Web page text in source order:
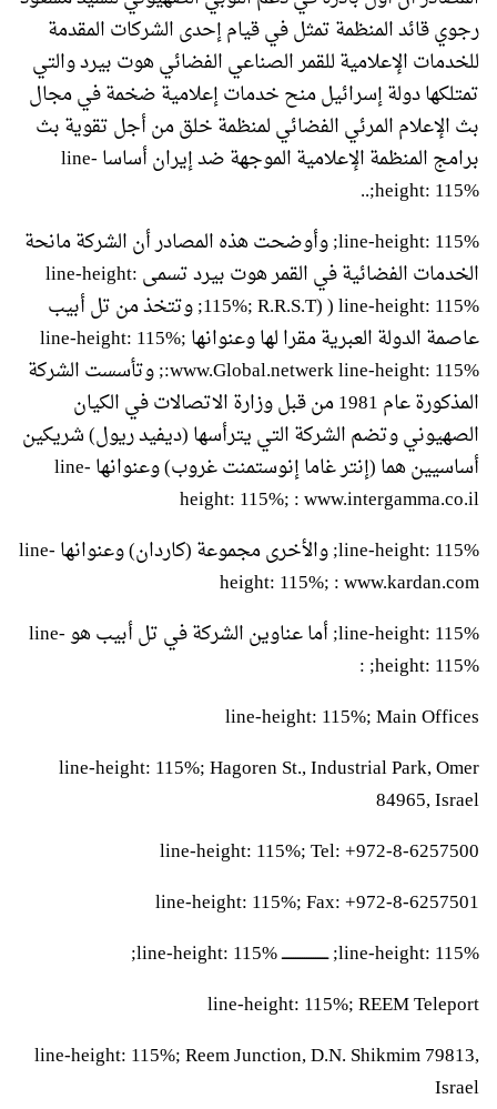
رجوي قائد المنظمة تمثل في قيام إحدى الشركات المقدمة
للخدمات الإعلامية للقمر الصناعي الفضائي هوت بيرد والتي
تمتلكها دولة إسرائيل منح خدمات إعلامية ضخمة في مجال
بث الإعلام المرئي الفضائي لمنظمة خلق من أجل تقوية بث
برامج المنظمة الإعلامية الموجهة ضد إيران أساسا line-
height: 115%;..
line-height: 115%; وأوضحت هذه المصادر أن الشركة مانحة
الخدمات الفضائية في القمر هوت بيرد تسمى line-height:
115%; R.R.S.T) ) line-height: 115%; وتتخذ من تل أبيب
عاصمة الدولة العبرية مقرا لها وعنوانها line-height: 115%;
:www.Global.netwerk line-height: 115%; وتأسست الشركة
المذكورة عام 1981 من قبل وزارة الاتصالات في الكيان
الصهيوني وتضم الشركة التي يترأسها (ديفيد ريول) شريكين
أساسيين هما (إنتر غاما إنوستمنت غروب) وعنوانها line-
height: 115%; : www.intergamma.co.il
line-height: 115%; والأخرى مجموعة (كاردان) وعنوانها line-
height: 115%; : www.kardan.com
line-height: 115%; أما عناوين الشركة في تل أبيب هو line-
height: 115%; :
line-height: 115%; Main Offices
line-height: 115%; Hagoren St., Industrial Park, Omer
84965, Israel
line-height: 115%; Tel: +972-8-6257500
line-height: 115%; Fax: +972-8-6257501
line-height: 115%; ـــــــــــــــــــــ line-height: 115%;
line-height: 115%; REEM Teleport
line-height: 115%; Reem Junction, D.N. Shikmim 79813,
Israel